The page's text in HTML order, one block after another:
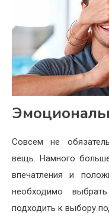
Совсем не
вещь. Намного
впечатления и
необходимо
подходить к выбору